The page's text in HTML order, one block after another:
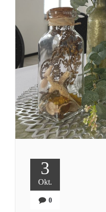
3
Okt.
0